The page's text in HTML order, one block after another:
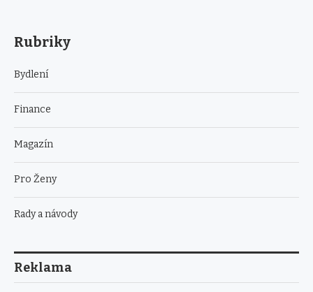
Rubriky
Bydlení
Finance
Magazín
Pro Ženy
Rady a návody
Reklama